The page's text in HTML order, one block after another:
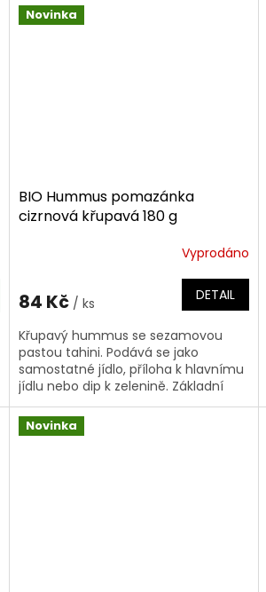
biokvalitě.
Novinka
BIO Hummus pomazánka
cizrnová křupavá 180 g
Vyprodáno
84 Kč / ks DETAIL
Křupavý hummus se sezamovou
pastou tahini. Podává se jako
samostatné jídlo, příloha k hlavnímu
jídlu nebo dip k zelenině. Základní
ingrediencí je cizrna, která je
oblíbená pro...
Novinka